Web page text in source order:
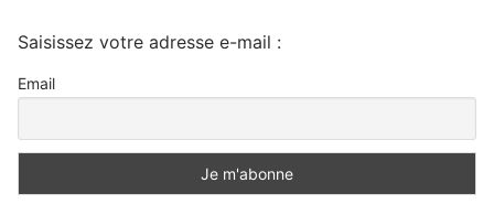
Saisissez votre adresse e-mail :
Email